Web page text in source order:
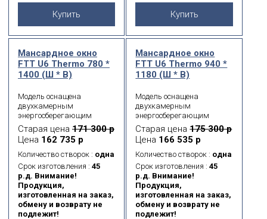
Купить Купить
Мансардное окно
FTT U6 Thermo 780 *
1400 (Ш * В)
Модель оснащена
двухкамерным
энергосберегающим
морозостойким
стеклопакетом. Данная
модель имеет 5 контуров
уплотнения, что
обеспечивает
максимальную
герметичность
примыкания створки к
коробке окна. Также
доступно в модификации
Старая цена 171 300 р
Цена 162 735 р
Количество створок : одна
Срок изготовления : 45
р.д. Внимание!
Продукция,
изготовленная на заказ,
обмену и возврату не
подлежит!
Мансардное окно
FTT U6 Thermo 940 *
1180 (Ш * В)
Модель оснащена
двухкамерным
энергосберегающим
морозостойким
стеклопакетом. Данная
модель имеет 5 контуров
уплотнения, что
обеспечивает
максимальную
герметичность
примыкания створки к
коробке окна. Также
доступно в модификации
Старая цена175 300 р
Цена 166 535 р
Количество створок : одна
Срок изготовления :45
р.д. Внимание!
Продукция,
изготовленная на заказ,
обмену и возврату не
подлежит!